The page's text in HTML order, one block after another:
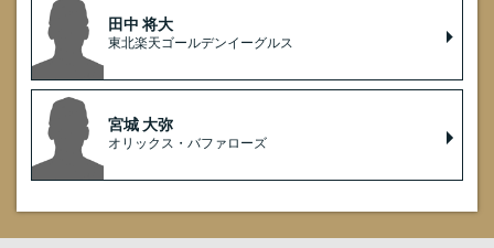
田中 将大
東北楽天ゴールデンイーグルス
宮城 大弥
オリックス・バファローズ